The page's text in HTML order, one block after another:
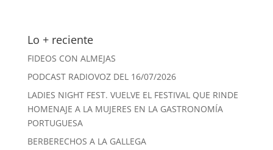
Lo + reciente
FIDEOS CON ALMEJAS
PODCAST RADIOVOZ DEL 16/07/2026
LADIES NIGHT FEST. VUELVE EL FESTIVAL QUE RINDE
HOMENAJE A LA MUJERES EN LA GASTRONOMÍA
PORTUGUESA
BERBERECHOS A LA GALLEGA